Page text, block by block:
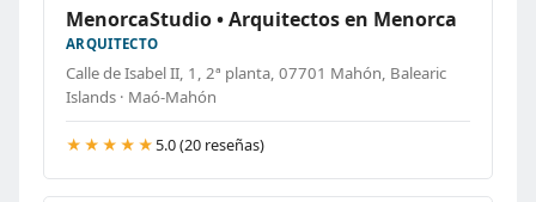
MenorcaStudio • Arquitectos en Menorca
ARQUITECTO
Calle de Isabel II, 1, 2ª planta, 07701 Mahón, Balearic
Islands · Maó-Mahón
★★★★★ 5.0 (20 reseñas)